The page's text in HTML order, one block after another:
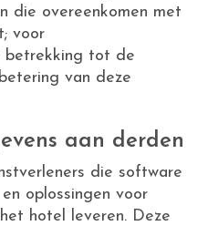
die overeenkomen met
voor
betrekking tot de
van deze
aan derden
die software
oplossingen voor
hotel leveren. Deze